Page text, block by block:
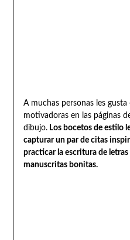
A muchas personas les
motivadoras en las páginas
dibujo.Los bocetos de estilo
capturar un par de citas
practicar la escritura de
manuscritas bonitas.